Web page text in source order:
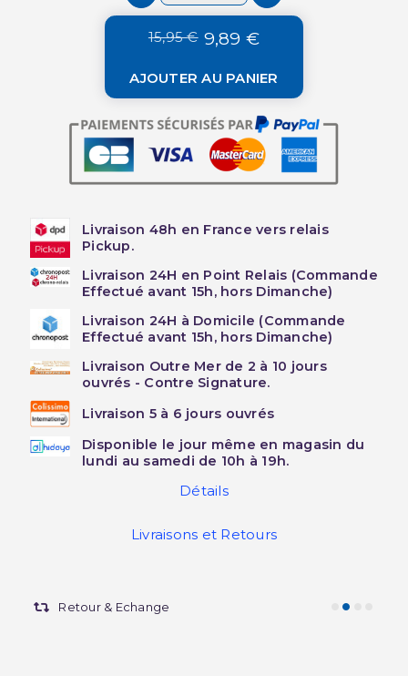
15,95 € 9,89 €
AJOUTER AU PANIER
Livraison 48h en France vers relais
Pickup.
Livraison 24H en Point Relais (Commande
Effectué avant 15h, hors Dimanche)
Livraison 24H à Domicile (Commande
Effectué avant 15h, hors Dimanche)
Livraison Outre Mer de 2 à 10 jours
ouvrés - Contre Signature.
Livraison 5 à 6 jours ouvrés
Disponible le jour même en magasin du
lundi au samedi de 10h à 19h.
Détails
Livraisons et Retours
Retour & Echange